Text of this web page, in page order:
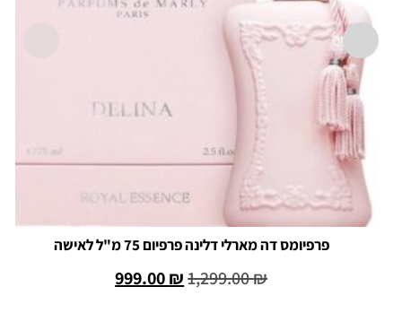
פרפיומס דה מארלי דלינה פרפיום 75 מ"ל לאישה
1,299.00₪
999.00₪